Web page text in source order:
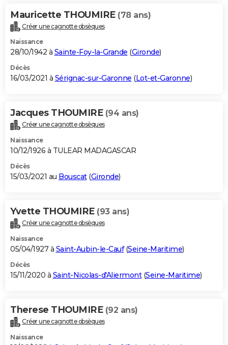
Mauricette THOUMIRE (78 ans)
Créer une cagnotte obsèques
Naissance
28/10/1942 à Sainte-Foy-la-Grande (Gironde)
Décès
16/03/2021 à Sérignac-sur-Garonne (Lot-et-Garonne)
Jacques THOUMIRE (94 ans)
Créer une cagnotte obsèques
Naissance
10/12/1926 à TULEAR MADAGASCAR
Décès
15/03/2021 au Bouscat(Gironde)
Yvette THOUMIRE (93 ans)
Créer une cagnotte obsèques
Naissance
05/04/1927 à Saint-Aubin-le-Cauf(Seine-Maritime)
Décès
15/11/2020 à Saint-Nicolas-d'Aliermont(Seine-Maritime)
Therese THOUMIRE (92 ans)
Créer une cagnotte obsèques
Naissance